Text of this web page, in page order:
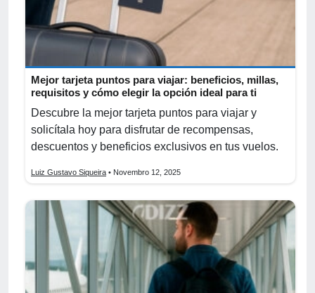
Mejor tarjeta puntos para viajar: beneficios, millas,
requisitos y cómo elegir la opción ideal para ti
Descubre la mejor tarjeta puntos para viajar y
solicítala hoy para disfrutar de recompensas,
descuentos y beneficios exclusivos en tus vuelos.
Luiz Gustavo Siqueira • Novembro 12, 2025